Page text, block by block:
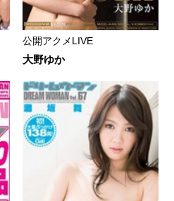
公開アクメLIVE
大野ゆか